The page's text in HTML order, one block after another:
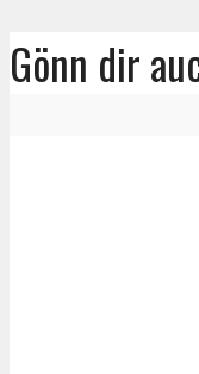
Gönn dir